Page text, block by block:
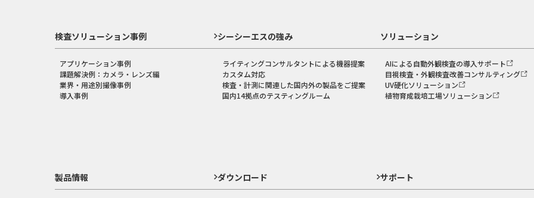
検査ソリューション事例
アプリケーション事例
課題解決例：カメラ・レンズ編
業界・用途別撮像事例
導入事例
シーシーエスの強み
ライティングコンサルタントによる機器提案
カスタム対応
検査・計測に関連した国内外の製品をご提案
国内14拠点のテスティングルーム
ソリューション
AIによる自動外観検査の導入サポート
目視検査・外観検査改善コンサルティング
UV硬化ソリューション
植物育成栽培工場ソリューション
製品情報 ダウンロード サポート